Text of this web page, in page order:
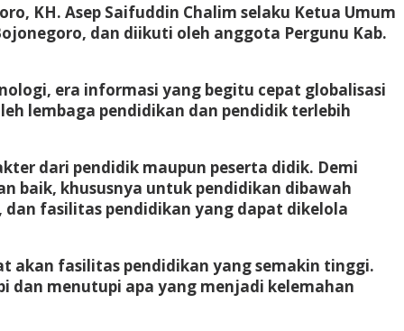
KH. Asep Saifuddin Chalim selaku Ketua Umum
dan diikuti oleh anggota Pergunu Kab.
era informasi yang begitu cepat globalisasi
lembaga pendidikan dan pendidik terlebih
dari pendidik maupun peserta didik. Demi
baik, khususnya untuk pendidikan dibawah
fasilitas pendidikan yang dapat dikelola
akan fasilitas pendidikan yang semakin tinggi.
dan menutupi apa yang menjadi kelemahan